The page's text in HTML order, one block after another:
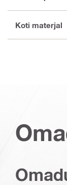
Koti materjal